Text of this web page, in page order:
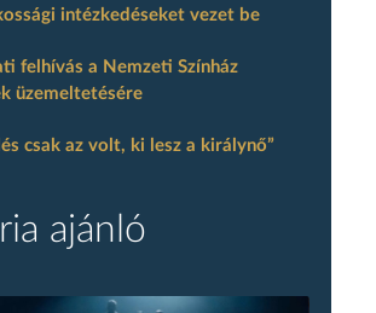
intézkedéseket vezet be
felhívás a Nemzeti Színház
üzemeltetésére
csak az volt, ki lesz a királynő”
ajánló